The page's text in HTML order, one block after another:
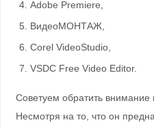
Adobe Premiere,
ВидеоМОНТАЖ,
Corel VideoStudio,
VSDC Free Video Editor.
Советуем обратить внимание
Несмотря на то, что он